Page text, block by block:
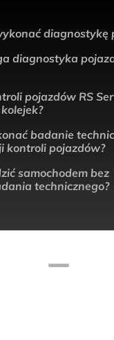
diagnostykę
diagnostyka
pojazdów RS
badanie
kontroli pojazdów?
samochodem bez
technicznego?